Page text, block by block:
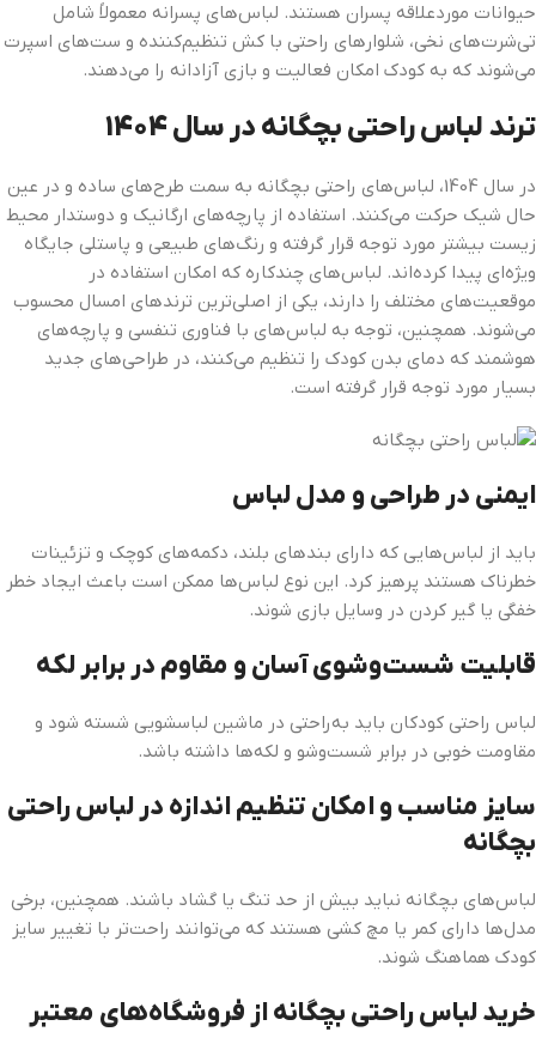
حیوانات موردعلاقه پسران هستند. لباس‌های پسرانه معمولاً شامل
تی‌شرت‌های نخی، شلوارهای راحتی با کش تنظیم‌کننده و ست‌های اسپرت
می‌شوند که به کودک امکان فعالیت و بازی آزادانه را می‌دهند.
ترند لباس راحتی بچگانه در سال 1404
در سال 1404، لباس‌های راحتی بچگانه به سمت طرح‌های ساده و در عین
حال شیک حرکت می‌کنند. استفاده از پارچه‌های ارگانیک و دوستدار محیط
زیست بیشتر مورد توجه قرار گرفته و رنگ‌های طبیعی و پاستلی جایگاه
ویژه‌ای پیدا کرده‌اند. لباس‌های چندکاره که امکان استفاده در
موقعیت‌های مختلف را دارند، یکی از اصلی‌ترین ترندهای امسال محسوب
می‌شوند. همچنین، توجه به لباس‌های با فناوری تنفسی و پارچه‌های
هوشمند که دمای بدن کودک را تنظیم می‌کنند، در طراحی‌های جدید
بسیار مورد توجه قرار گرفته است.
ایمنی در طراحی و مدل لباس
باید از لباس‌هایی که دارای بندهای بلند، دکمه‌های کوچک و تزئینات
خطرناک هستند پرهیز کرد. این نوع لباس‌ها ممکن است باعث ایجاد خطر
خفگی یا گیر کردن در وسایل بازی شوند.
قابلیت شست‌وشوی آسان و مقاوم در برابر لکه
لباس راحتی کودکان باید به‌راحتی در ماشین لباسشویی شسته شود و
مقاومت خوبی در برابر شست‌وشو و لکه‌ها داشته باشد.
سایز مناسب و امکان تنظیم اندازه در لباس راحتی
بچگانه
لباس‌های بچگانه نباید بیش از حد تنگ یا گشاد باشند. همچنین، برخی
مدل‌ها دارای کمر یا مچ کشی هستند که می‌توانند راحت‌تر با تغییر سایز
کودک هماهنگ شوند.
خرید لباس راحتی بچگانه از فروشگاه‌های معتبر